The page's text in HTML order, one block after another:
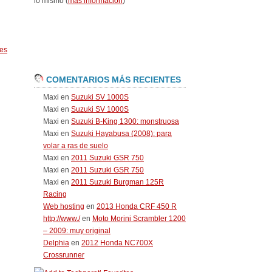
COMENTARIOS MÁS RECIENTES
Maxi en Suzuki SV 1000S
Maxi en Suzuki SV 1000S
Maxi en Suzuki B-King 1300: monstruosa
Maxi en Suzuki Hayabusa (2008): para
volar a ras de suelo
Maxi en 2011 Suzuki GSR 750
Maxi en 2011 Suzuki GSR 750
Maxi en 2011 Suzuki Burgman 125R
Racing
Web hosting en 2013 Honda CRF 450 R
http://www./en Moto Morini Scrambler 1200
– 2009: muy original
Delphia en 2012 Honda NC700X
Crossrunner